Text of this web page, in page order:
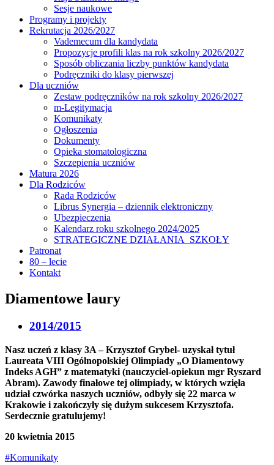
Sesje naukowe
Programy i projekty
Rekrutacja 2026/2027
Vademecum dla kandydata
Propozycje profili klas na rok szkolny 2026/2027
Sposób obliczania liczby punktów kandydata
Podręczniki do klasy pierwszej
Dla uczniów
Zestaw podręczników na rok szkolny 2026/2027
m-Legitymacja
Komunikaty
Ogłoszenia
Dokumenty
Opieka stomatologiczna
Szczepienia uczniów
Matura 2026
Dla Rodziców
Rada Rodziców
Librus Synergia – dziennik elektroniczny
Ubezpieczenia
Kalendarz roku szkolnego 2024/2025
STRATEGICZNE DZIAŁANIA SZKOŁY
Patronat
80 – lecie
Kontakt
Diamentowe laury
2014/2015
Nasz uczeń z klasy 3A – Krzysztof Grybel- uzyskał tytuł
Laureata VIII Ogólnopolskiej Olimpiady „O Diamentowy
Indeks AGH” z matematyki (nauczyciel-opiekun mgr Ryszard
Abram). Zawody finałowe tej olimpiady, w których wzięła
udział czwórka naszych uczniów, odbyły się 22 marca w
Krakowie i zakończyły się dużym sukcesem Krzysztofa.
Serdecznie gratulujemy!
20 kwietnia 2015
#Komunikaty